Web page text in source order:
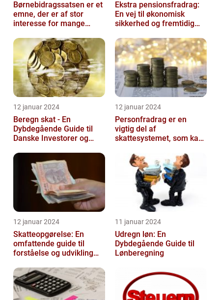
Børnebidragssatsen er et
emne, der er af stor
interesse for mange
Ekstra pensionsfradrag:
En vej til økonomisk
sikkerhed og fremtidig
12 januar 2024
Beregn skat - En
Dybdegående Guide til
Danske Investorer og
12 januar 2024
Personfradrag er en
vigtig del af
skattesystemet, som kan
den enkelte person...
12 januar 2024
Skatteopgørelse: En
omfattende guide til
forståelse og udvikling
11 januar 2024
Udregn løn: En
Dybdegående Guide til
Lønberegning